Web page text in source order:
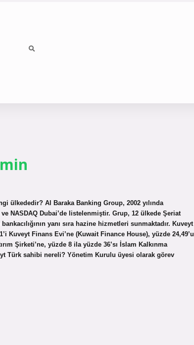
ülkededir? Al Baraka Banking Group, 2002 yılında
NASDAQ Dubai’de listelenmiştir. Grup, 12 ülkede Şeriat
yanı sıra hazine hizmetleri sunmaktadır. Kuveyt
Kuveyt Finans Evi’ne (Kuwait Finance House), yüzde 24,49’u
Şirketi’ne, yüzde 8 ila yüzde 36’sı İslam Kalkınma
Türk sahibi nereli? Yönetim Kurulu üyesi olarak görev